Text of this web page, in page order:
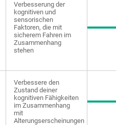
Verbesserung der
kognitiven und
sensorischen
Faktoren, die mit
sicherem Fahren im
Zusammenhang
stehen
Verbessere den
Zustand deiner
kognitiven Fähigkeiten
im Zusammenhang
mit
Alterungserscheinungen